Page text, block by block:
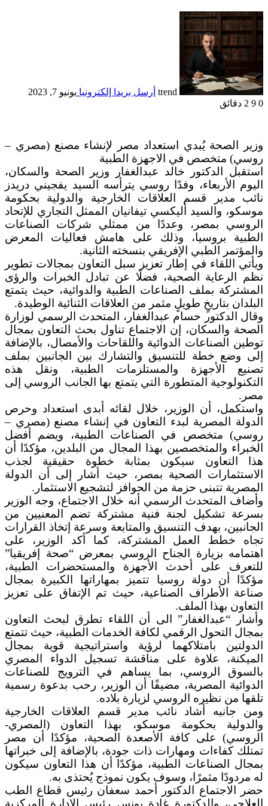
trend أرسل بريدا إلكترونيا يونيو 7, 2023
0
2 دقائق
وزير الصحة يُبدي استعداد مصر لإنشاء مصنع (مصري –
روسي) متخصص في الاجهزة الطبية
استقبل الدكتور خالد عبدالغفار وزير الصحة والسكان،
اليوم الأربعاء، وفدًا روسي يترأسه السيد يفجيني دريدز
نائب مدير قسم العلاقات الخارجية والدولية بحكومة
موسكو، والسيد أليكسي تيفانيان الممثل التجاري للإتحاد
الروسي بمصر، وعددًا من ممثلي شركات الصناعات
الطبية بروسيا، وذلك على هامش فعاليات المعرض
والمؤتمر الطبي الإفريقي بنسخته الثانية.
ويأتي اللقاء في إطار تعزيز سبل التعاون بمجالات تطوير
نظم الرعاية الصحية، فضلًا عن تبادل الخبرات والرؤى
المشتركة بملف الصناعات الطبية والدوائية، حيث يتمتع
البلدان بتاريخٍ طويلٍ مثمر من العلاقات الثنائية الوطيدة.
وقال الدكتور حسام عبدالغفار، المتحدث الرسمي لوزارة
الصحة والسكان، إن الاجتماع تناول بحث التعاون بمجال
توطين الصناعات الدوائية واللقاحات والأمصال، بالإضافة
إلى وضع خطة للتنسيق والتشارك بين الجانبين بملف
تصنيع الأجهزة والمستلزمات الطبية، ونقل هذه
التكنولوجية المتطورة التي يتمتع بها الجانب الروسي إلى
مصر.
واستكمل، أن الوزير، خلال لقائه أبدى استعداد وحرص
الدولة المصرية لبدء التعاون في إنشاء مصنع (مصري –
روسي) متخصص في الصناعات الطبية، ويضم أفضل
الخبراء والمتخصصين بهذا المجال من البلدين، مؤكدًا أن
هذا التعاون سيكون بمثابة خطوة حقيقية لجذب
الاستثمارات الصحية بمصر، حيث أشار إلى أن الدولة
المصرية تتبنى حزمة من الحوافز لتشجيع الاستثمار.
وأضاف المتحدث الرسمي أنه خلال الاجتماع، وجه الوزير
بسرعة تشكيل لجنة فنية مشتركة تضم المعنيين من
الجانبين، بهدف التنسيق والمتابعة وسرعة إتخاذ القرارات
تجاه خطط العمل المشتركة، كما أكد الوزير، على
اهتمامه بزيارة الجناح الروسي بمعرض “صحة إفريقيا”
للتعرف على أحدث الأجهزة والمستحضرات الطبية،
مؤكدًا أن دولة روسيا تتميز بمهاراتها الكبيرة بمجال
صناعة الأطراف الصناعية، حيث تم الإتفاق على تعزيز
التعاون بهذا الملف.
وأشار “عبدالغفار” الى أن اللقاء تطرق لبحث التعاون
بمجال التحول الرقمي لكافة الخدمات الطبية، حيث تتمتع
الدولتين بامتلاكهما لرؤية واستراتيجية قوية بمجال
الميكنة، علاوة على مناقشة تسجيل الدواء المصري
بالسوق الروسي، بما يساهم في الترويج للصناعات
الدوائية المصرية، مضيفًا أن الوزير، رحب بدعوة رسمية
تلقها من نظيره الروسي لزيارة بلاده.
ومن جانبه أشاد نائب مدير قسم العلاقات الخارجية
والدولية بحكومة موسكو، بهذا التعاون (المصري-
الروسي) على كافة الأصعدة الصحية، مؤكدًا أن مصر
تمتلك كفاءات ومهارات ذات جودة، بالإضافة إلى خبراتها
بمجال الصناعات الطبية، مؤكدًا أن هذا التعاون سيكون
له مردودًا مثمرًا، وسوف يكون نموذج يُحتذى به.
حضر الاجتماع الدكتور أحمد سعفان رئيس قطاع الطب
العلاجي، والدكتورة غادة يونس رئيس الإدارة المركزية